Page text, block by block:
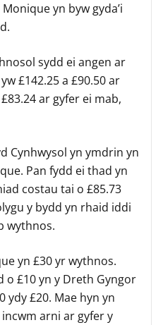
yn byw gyda’i
sydd ei angen ar
£142.25 a £90.50 ar
ar gyfer ei mab,
Cynhwysol yn ymdrin yn
Pan fydd ei thad yn
costau tai o £85.73
y bydd yn rhaid iddi
wythnos.
yn £30 yr wythnos.
o £10 yn y Dreth Gyngor
ydy £20. Mae hyn yn
arni ar gyfer y